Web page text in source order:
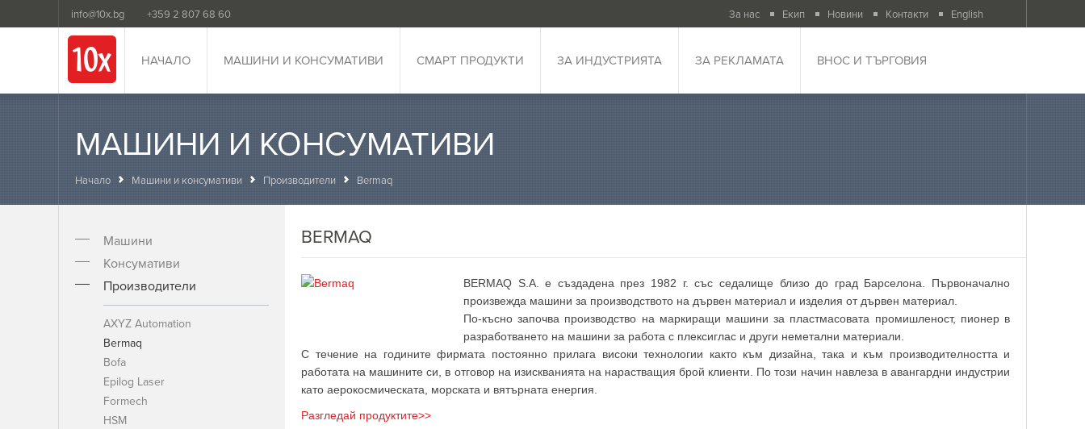
info@10x.bg +359 2 807 68 60 За нас Екип Новини Контакти English
НАЧАЛО МАШИНИ И КОНСУМАТИВИ СМАРТ ПРОДУКТИ ЗА ИНДУСТРИЯТА ЗА РЕКЛАМАТА ВНОС И ТЪРГОВИЯ
МАШИНИ И КОНСУМАТИВИ
Начало Машини и консумативи Производители Bermaq
Машини
Консумативи
Производители
AXYZ Automation
Bermaq
Bofa
Epilog Laser
Formech
HSM
BERMAQ
BERMAQ S.A. е създадена през 1982 г. със седалище близо до град Барселона. Първоначално
произвежда машини за производството на дървен материал и изделия от дървен материал.
По-късно започва производство на маркиращи машини за пластмасовата промишленост, пионер в
разработването на машини за работа с плексиглас и други неметални материали.
С течение на годините фирмата постоянно прилага високи технологии както към дизайна, така и към производителността и
работата на машините си, в отговор на изискванията на нарастващия брой клиенти. По този начин навлеза в авангардни индустрии
като аерокосмическата, морската и вятърната енергия.
Разгледай продуктите>>